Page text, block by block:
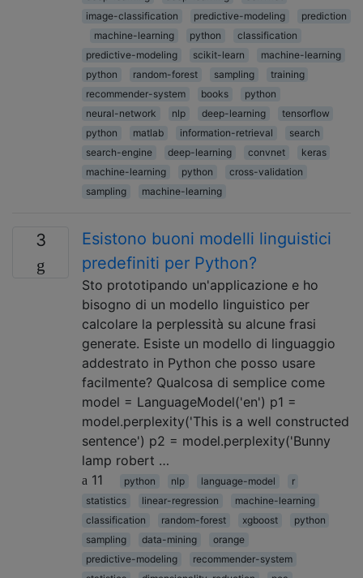
image-classification
predictive-modeling
prediction
machine-learning
python
classification
predictive-modeling
scikit-learn
machine-learning
python
random-forest sampling
training
recommender-system
books
python
neural-network
nlp deep-learning
tensorflow
python
matlab information-retrieval
search
search-engine
deep-learning convnet
keras
machine-learning
python
cross-validation
sampling
machine-learning
3
Esistono buoni modelli linguistici
predefiniti per Python?
Sto prototipando un'applicazione e ho
bisogno di un modello linguistico per
calcolare la perplessità su alcune frasi
generate. Esiste un modello di linguaggio
addestrato in Python che posso usare
facilmente? Qualcosa di semplice come
model = LanguageModel('en') p1 =
model.perplexity('This is a well constructed
sentence') p2 = model.perplexity('Bunny
lamp robert …
11
python nlp language-model
r
statistics
linear-regression
machine-learning
classification
random-forest xgboost
python
sampling
data-mining
orange
predictive-modeling
recommender-system